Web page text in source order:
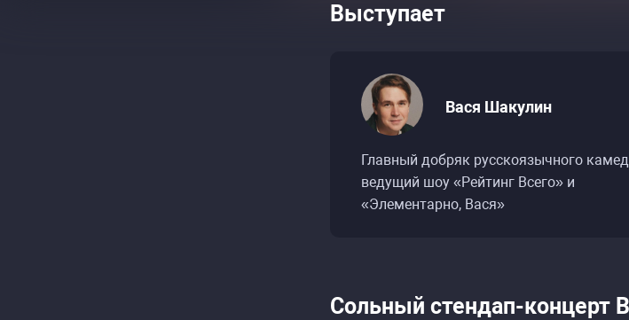
Выступает
Вася Шакулин
Главный добряк русскоязычного
ведущий шоу «Рейтинг Всего» и
«Элементарно, Вася»
Сольный стендап-концерт